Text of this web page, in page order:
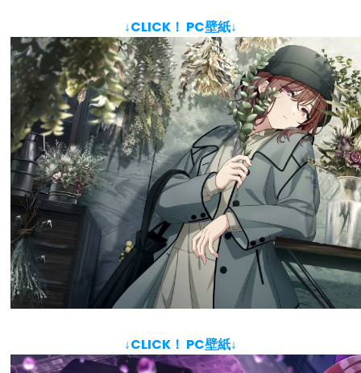
↓CLICK！ PC壁紙↓
↓CLICK！ PC壁紙↓